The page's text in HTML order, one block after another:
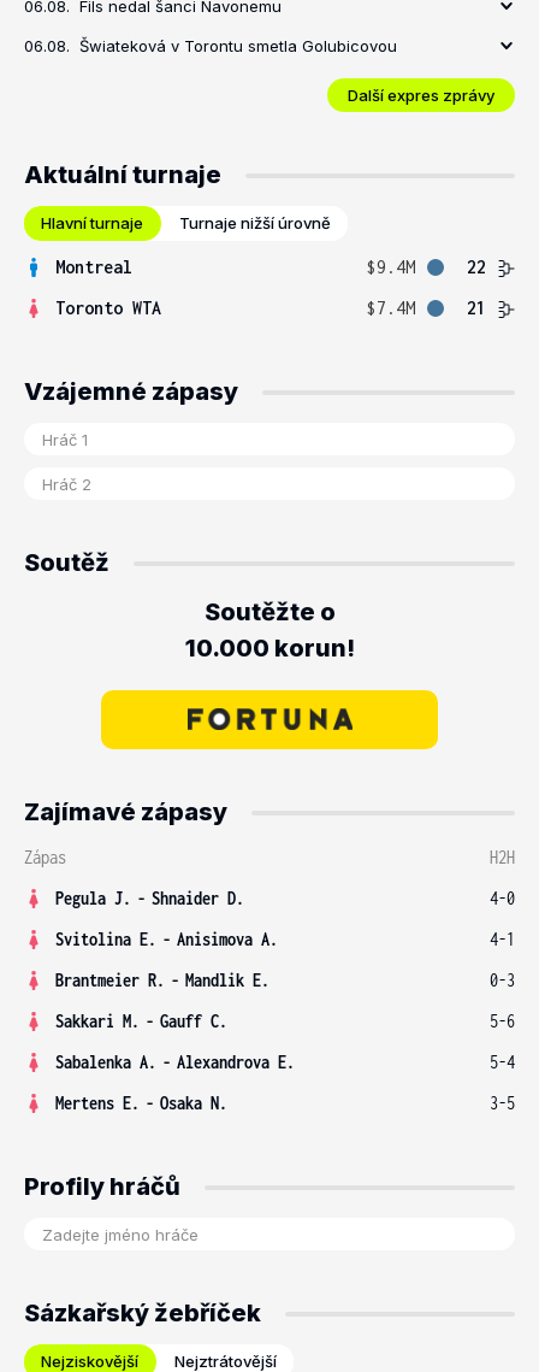
06.08. Fils nedal šanci Navonemu
06.08. Šwiateková v Torontu smetla Golubicovou
Další expres zprávy
Aktuální turnaje
Hlavní turnaje Turnaje nižší úrovně
Montreal $9.4M
22
Toronto WTA
$7.4M 21
Vzájemné zápasy
Soutěž
Soutěžte o
10.000 korun!
Zajímavé zápasy
Zápas
H2H
Pegula J. - Shnaider D.
4-0
Svitolina E. - Anisimova A.
4-1
Brantmeier R. - Mandlik E.
0-3
Sakkari M. - Gauff C.
5-6
Sabalenka A. - Alexandrova E.
5-4
Mertens E. - Osaka N. 3-5
Profily hráčů
Sázkařský žebříček
Nejziskovější Nejztrátovější